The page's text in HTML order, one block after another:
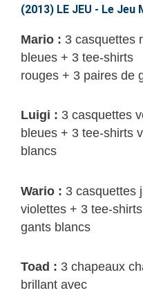
(2013) LE JEU - Le
Mario : 3 casquettes
bleues + 3 tee-shirts
rouges + 3 paires de
Luigi : 3 casquettes
bleues + 3 tee-shirts
blancs
Wario : 3 casquettes
violettes + 3 tee-
gants blancs
Toad : 3 chapeaux
brillant avec
JEU
Le
Jeu
Mario
(CM1)